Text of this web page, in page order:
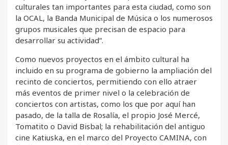
culturales tan importantes para esta ciudad, como son
la OCAL, la Banda Municipal de Música o los numerosos
grupos musicales que precisan de espacio para
desarrollar su actividad”.
Como nuevos proyectos en el ámbito cultural ha
incluido en su programa de gobierno la ampliación del
recinto de conciertos, permitiendo con ello atraer
más eventos de primer nivel o la celebración de
conciertos con artistas, como los que por aquí han
pasado, de la talla de Rosalía, el propio José Mercé,
Tomatito o David Bisbal; la rehabilitación del antiguo
cine Katiuska, en el marco del Proyecto CAMINA, con